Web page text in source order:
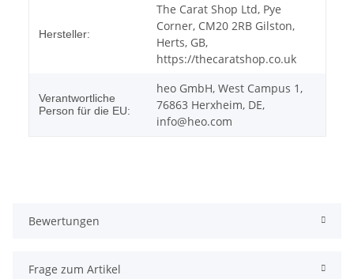
Hersteller:
The Carat Shop Ltd, Pye
Corner, CM20 2RB Gilston,
Herts, GB,
https://thecaratshop.co.uk
Verantwortliche
Person für die EU:
heo GmbH, West Campus 1,
76863 Herxheim, DE,
info@heo.com
Bewertungen
Frage zum Artikel